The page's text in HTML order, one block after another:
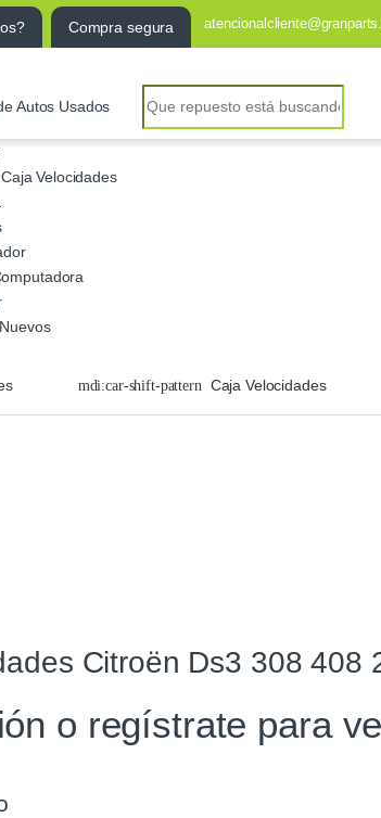
Compra segura
Search for:
Caja Velocidades
Caja Velocidades
Citroën Ds3 308 408
o regístrate para